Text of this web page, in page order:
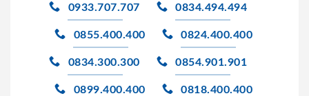
0933.707.707 0834.494.494
0855.400.400 0824.400.400
0834.300.300 0854.901.901
0899.400.400 0818.400.400